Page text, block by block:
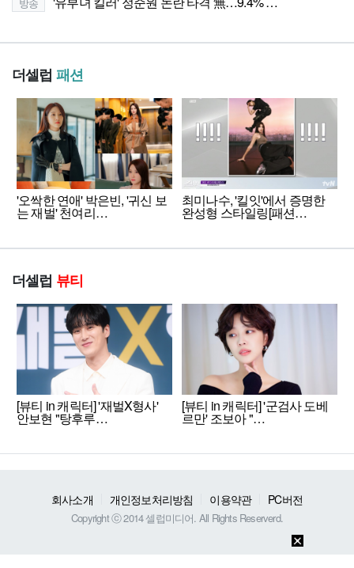
더셀럽 패션
'오싹한 연애' 박은빈, '귀신 보
는 재벌' 천여리…
최미나수, '킬잇'에서 증명한
완성형 스타일링[패션…
더셀럽 뷰티
[뷰티 in 캐릭터] '재벌X형사'
안보현 "탕후루…
[뷰티 in 캐릭터] '군검사 도베
르만' 조보아 "…
회사소개 개인정보처리방침 이용약관 PC버전
Copyright ⓒ 2014 셀럽미디어. All Rights Reserverd.